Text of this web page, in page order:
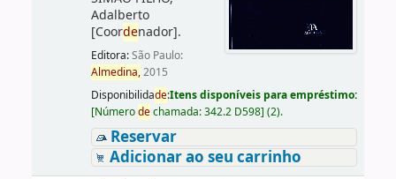
Adalberto
[Coordenador].
Editora:São Paulo:
Almedina,2015
Disponibilidade:Itens disponíveis para empréstimo:
[Númerodechamada:342.2 D598] (2).
Reservar
Adicionar ao seu carrinho